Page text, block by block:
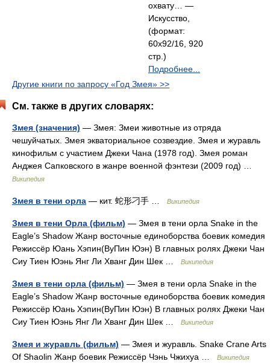
охвату… —
Искусство,
(формат:
60x92/16, 920
стр.)
Подробнее...
Другие книги по запросу «Год Змея» >>
См. также в других словарях:
Змея (значения) — Змея: Змеи животные из отряда
чешуйчатых. Змея экваториальное созвездие. Змея и журавль
кинофильм с участием Джеки Чана (1978 год). Змея роман
Анджея Сапковского в жанре военной фэнтези (2009 год) …
Википедия
Змея в тени орла — кит. 蛇形刁手 … Википедия
Змея в тени Орла (фильм) — Змея в тени орла Snake in the
Eagle’s Shadow Жанр восточные единоборства боевик комедия
Режиссёр Юань Хэпин(ВуПин Юэн) В главных ролях Джеки Чан
Сиу Тиен Юэнь Янг Ли Хванг Дин Шек …
Википедия
Змея в тени орла (фильм) — Змея в тени орла Snake in the
Eagle’s Shadow Жанр восточные единоборства боевик комедия
Режиссёр Юань Хэпин(ВуПин Юэн) В главных ролях Джеки Чан
Сиу Тиен Юэнь Янг Ли Хванг Дин Шек …
Википедия
Змея и журавль (фильм) — Змея и журавль. Snake Crane Arts
Of Shaolin Жанр боевик Режиссёр Чэнь Чжихуа …
Википедия